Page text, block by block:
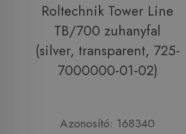
Roltechnik Tower Line
TB/700 zuhanyfal
(silver, transparent, 725-
7000000-01-02)
Azonosító: 168340